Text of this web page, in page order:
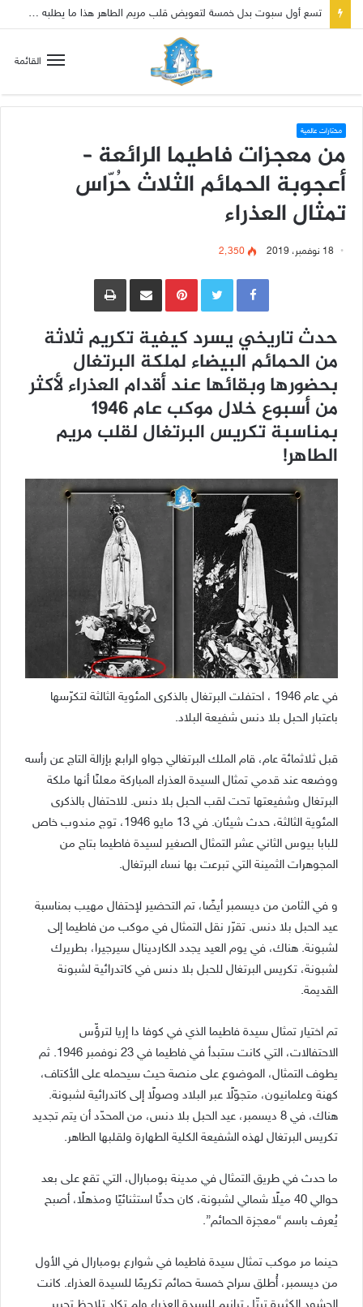
تسع أول سبوت بدل خمسة لتعويض قلب مريم الطاهر هذا ما يطلبه يسوع!
القائمة
مختارات عالمية
من معجزات فاطيما الرائعة –
أعجوبة الحمائم الثلاث حُرّاس
تمثال العذراء
18 نوفمبر، 2019 2٬350
Pinterestمشاركة عبر البريد طباعة
حدث تاريخي يسرد كيفية تكريم ثلاثة
من الحمائم البيضاء لملكة البرتغال
بحضورها وبقائها عند أقدام العذراء لأكثر
من أسبوع خلال موكب عام 1946
بمناسبة تكريس البرتغال لقلب مريم
الطاهر!
في عام 1946 ، احتفلت البرتغال بالذكرى المئوية الثالثة لتكرّسها
باعتبار الحبل بلا دنس شفيعة البلاد.
قبل ثلاثمائة عام، قام الملك البرتغالي جواو الرابع بإزالة التاج عن رأسه
ووضعه عند قدمي تمثال السيدة العذراء المباركة معلنًا أنها ملكة
البرتغال وشفيعتها تحت لقب الحبل بلا دنس. للاحتفال بالذكرى
المئوية الثالثة، حدث شيئان. في 13 مايو 1946، توج مندوب خاص
للبابا بيوس الثاني عشر التمثال الصغير لسيدة فاطيما بتاج من
المجوهرات الثمينة التي تبرعت بها نساء البرتغال.
و في الثامن من ديسمبر أيضًا، تم التحضير لإحتفال مهيب بمناسبة
عيد الحبل بلا دنس. تقرّر نقل التمثال في موكب من فاطيما إلى
لشبونة. هناك، في يوم العيد يجدد الكاردينال سيرجيرا، بطريرك
لشبونة، تكريس البرتغال للحبل بلا دنس في كاتدرائية لشبونة
القديمة.
تم اختيار تمثال سيدة فاطيما الذي في كوفا دا إريا لترؤّس
الاحتفالات، التي كانت ستبدأ في فاطيما في 23 نوفمبر 1946. ثم
يطوف التمثال، الموضوع على منصة حيث سيحمله على الأكتاف،
كهنة وعلمانيون، متجوّلًا عبر البلاد وصولًا إلى كاتدرائية لشبونة.
هناك، في 8 ديسمبر، عيد الحبل بلا دنس، من المحدّد أن يتم تجديد
تكريس البرتغال لهذه الشفيعة الكلية الطهارة ولقلبها الطاهر.
ما حدث في طريق التمثال في مدينة بومبارال، التي تقع على بعد
حوالي 40 ميلًا شمالي لشبونة، كان حدثًا استثنائيًا ومذهلًا، أصبح
يُعرف باسم “معجزة الحمائم”.
حينما مر موكب تمثال سيدة فاطيما في شوارع بومبارال في الأول
من ديسمبر، أُطلق سراح خمسة حمائم تكريمًا للسيدة العذراء. كانت